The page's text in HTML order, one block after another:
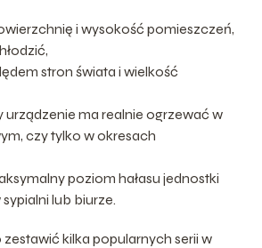
i wysokość pomieszczeń,
stron świata i wielkość
urządzenie ma realnie ogrzewać w
czy tylko w okresach
poziom hałasu jednostki
lub biurze.
kilka popularnych serii w